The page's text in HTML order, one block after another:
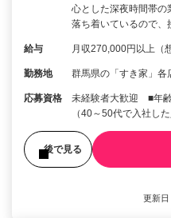
心とした深夜時間帯の
落ち着いているので、
給与 月収270,000円以上（
勤務地 群馬県の「すき家」各
応募資格
未経験者大歓迎 ■年
（40～50代で入社し
後で見る
更新